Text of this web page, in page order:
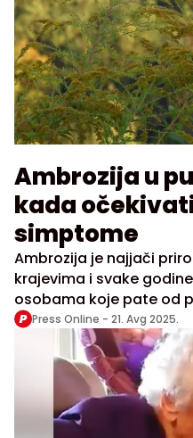
Ambrozija u
kada
simptome
Ambrozija je najjači
krajevima i svake
osobama koje pate od
Press Online - 21. Avg 2025.